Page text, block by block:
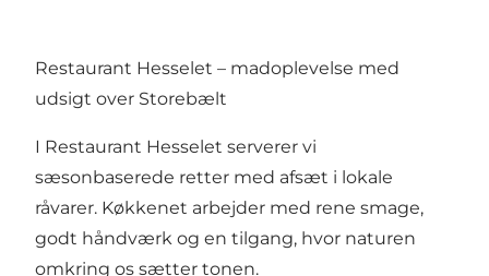
Restaurant Hesselet – madoplevelse med
udsigt over Storebælt
I Restaurant Hesselet serverer vi
sæsonbaserede retter med afsæt i lokale
råvarer. Køkkenet arbejder med rene smage,
godt håndværk og en tilgang, hvor naturen
omkring os sætter tonen.